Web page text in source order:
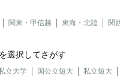
関東・甲信越 東海・北陸 関
選択してさがす
立大学 国公立短大 私立短大